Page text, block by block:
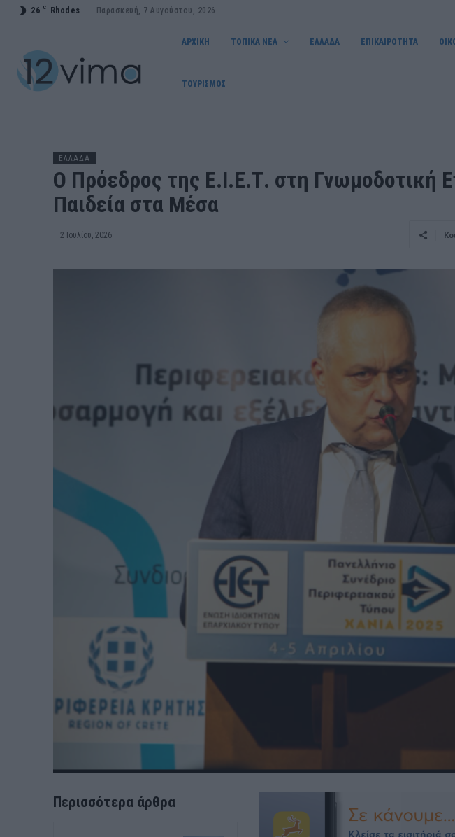
26 C Rhodes Παρασκευή, 7 Αυγούστου, 2026
ΑΡΧΙΚΗ ΤΟΠΙΚΑ ΝΕΑ ΕΛΛΑΔΑ ΕΠΙΚΑΙΡΟΤΗΤΑ
ΤΟΥΡΙΣΜΟΣ
ΕΛΛΑΔΑ
Ο Πρόεδρος της Ε.Ι.Ε.Τ. στη Γνωμοδοτική
Παιδεία στα Μέσα
2 Ιουλίου, 2026
Περισσότερα άρθρα